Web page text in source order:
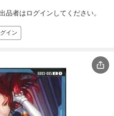
品者はログインしてください。
イン